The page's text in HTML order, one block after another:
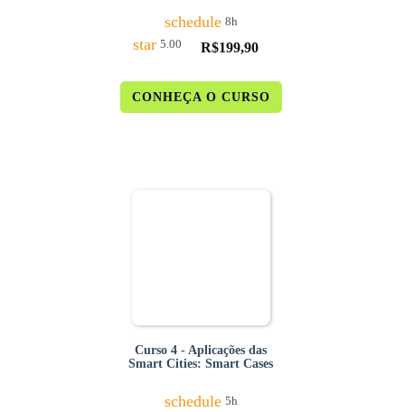
schedule 8h
star 5.00 R$199,90
CONHEÇA O CURSO
Curso 4 - Aplicações das
Smart Cities: Smart Cases
schedule 5h